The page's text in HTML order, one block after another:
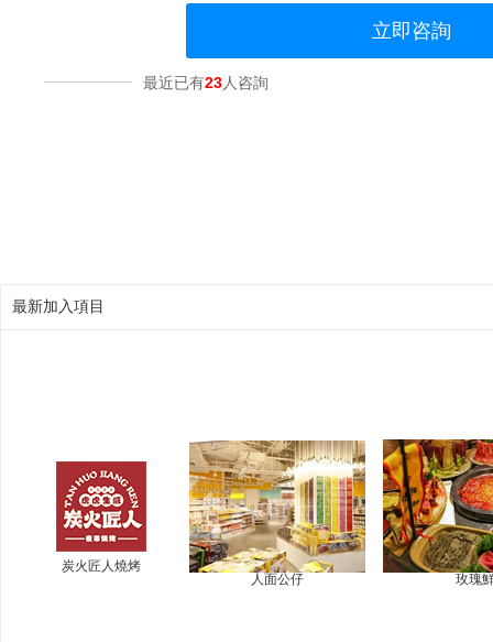
立即咨詢
最近已有23人咨詢
最新加入項目
炭火匠人燒烤
人面公仔
玫瑰